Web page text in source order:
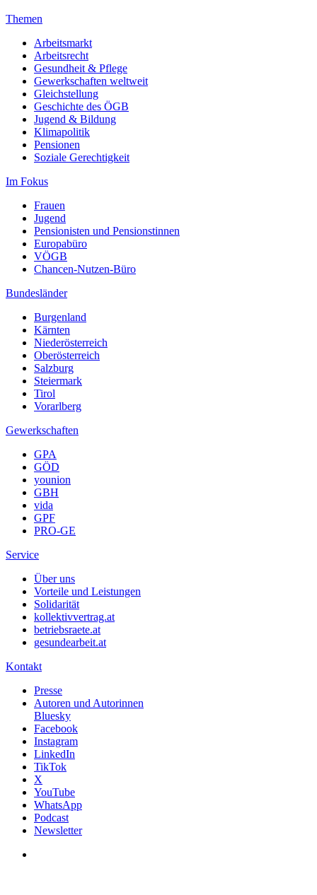
Themen
Arbeitsmarkt
Arbeitsrecht
Gesundheit & Pflege
Gewerkschaften weltweit
Gleichstellung
Geschichte des ÖGB
Jugend & Bildung
Klimapolitik
Pensionen
Soziale Gerechtigkeit
Im Fokus
Frauen
Jugend
Pensionisten und Pensionstinnen
Europabüro
VÖGB
Chancen-Nutzen-Büro
Bundesländer
Burgenland
Kärnten
Niederösterreich
Oberösterreich
Salzburg
Steiermark
Tirol
Vorarlberg
Gewerkschaften
GPA
GÖD
younion
GBH
vida
GPF
PRO-GE
Service
Über uns
Vorteile und Leistungen
Solidarität
kollektivvertrag.at
betriebsraete.at
gesundearbeit.at
Kontakt
Presse
Autoren und Autorinnen
Bluesky
Facebook
Instagram
LinkedIn
TikTok
X
YouTube
WhatsApp
Podcast
Newsletter